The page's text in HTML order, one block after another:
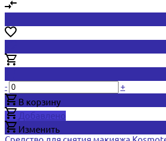
-
+
В корзину
Добавлено
Изменить